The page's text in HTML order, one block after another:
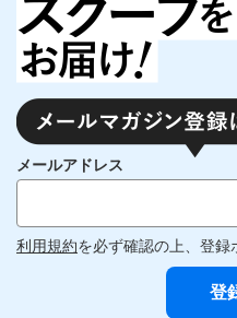
メールアドレス
利用規約を必ず確認の上、登録